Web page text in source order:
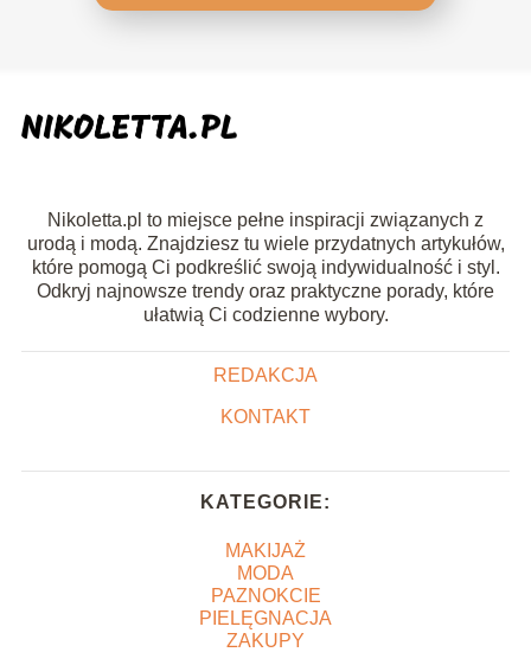
Nikoletta.pl to miejsce pełne inspiracji związanych z
urodą i modą. Znajdziesz tu wiele przydatnych artykułów,
które pomogą Ci podkreślić swoją indywidualność i styl.
Odkryj najnowsze trendy oraz praktyczne porady, które
ułatwią Ci codzienne wybory.
REDAKCJA
KONTAKT
KATEGORIE:
MAKIJAŻ
MODA
PAZNOKCIE
PIELĘGNACJA
ZAKUPY